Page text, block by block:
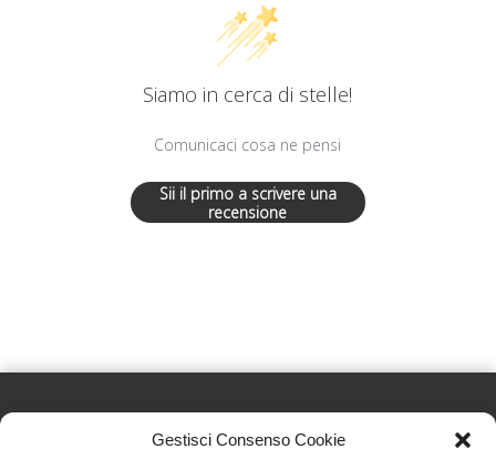
Gestisci Consenso Cookie
Siamo in cerca di stelle!
Comunicaci cosa ne pensi
Sii il primo a scrivere una
recensione